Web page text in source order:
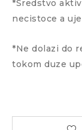
*Sredstvo
necistoce a
*Ne dolazi do
tokom duze